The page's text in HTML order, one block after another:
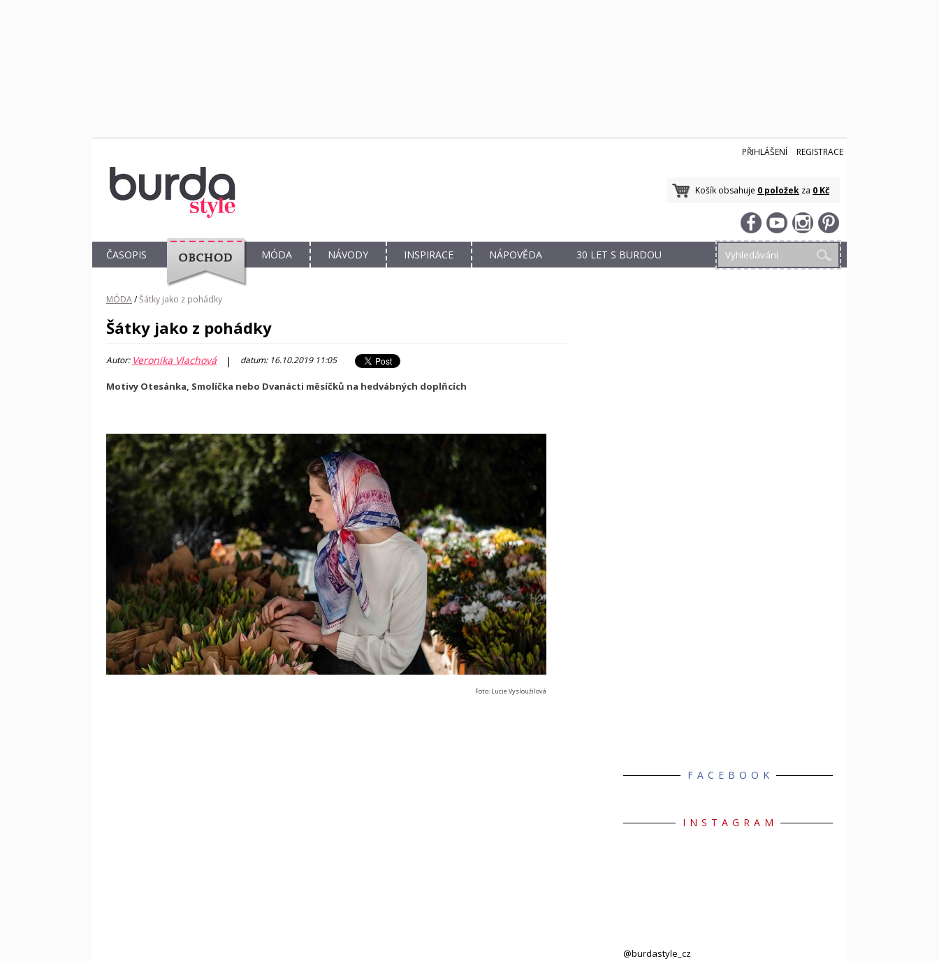
PŘIHLÁŠENÍ REGISTRACE
Košík obsahuje 0 položek za 0 Kč
ČASOPIS
OBCHOD
MÓDA NÁVODY INSPIRACE NÁPOVĚDA 30 LET S BURDOU
MÓDA/Šátky jako z pohádky
Šátky jako z pohádky
Autor: Veronika Vlachová | datum: 16.10.2019 11:05
Motivy Otesánka, Smolíčka nebo Dvanácti měsíčků na hedvábných doplňcích
Foto: Lucie Vysloužilová
FACEBOOK
INSTAGRAM
@burdastyle_cz